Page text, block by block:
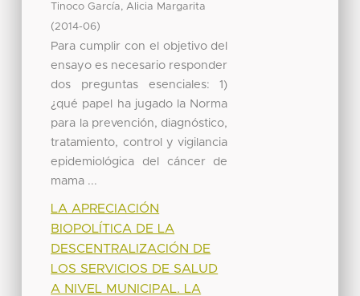
Tinoco García, Alicia Margarita
(2014-06)
Para cumplir con el objetivo del
ensayo es necesario responder
dos preguntas esenciales: 1)
¿qué papel ha jugado la Norma
para la prevención, diagnóstico,
tratamiento, control y vigilancia
epidemiológica del cáncer de
mama ...
LA APRECIACIÓN
BIOPOLÍTICA DE LA
DESCENTRALIZACIÓN DE
LOS SERVICIOS DE SALUD
A NIVEL MUNICIPAL. LA